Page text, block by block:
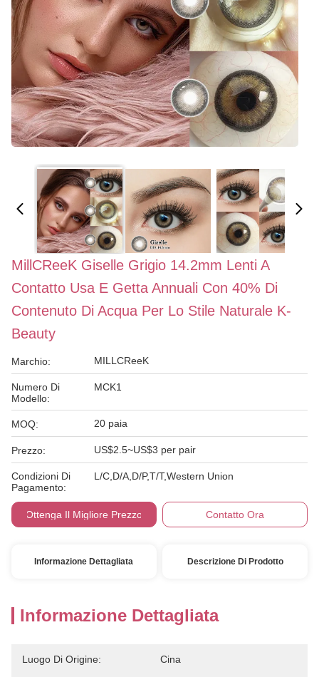
MillCReeK Giselle Grigio 14.2mm Lenti A
Contatto Usa E Getta Annuali Con 40% Di
Contenuto Di Acqua Per Lo Stile Naturale K-
Beauty
Marchio: MILLCReeK
Numero Di
Modello:
MCK1
MOQ: 20 paia
Prezzo: US$2.5~US$3 per pair
Condizioni Di
Pagamento:
L/C,D/A,D/P,T/T,Western Union
Ottenga Il Migliore Prezzo Contatto Ora
Informazione Dettagliata Descrizione Di Prodotto
Informazione Dettagliata
Luogo Di Origine: Cina